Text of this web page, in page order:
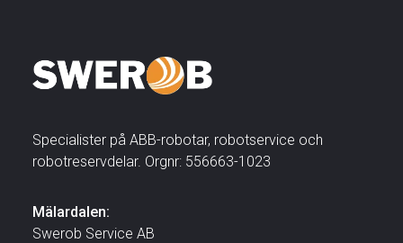
Specialister på ABB-robotar, robotservice och
robotreservdelar. Orgnr: 556663-1023
Mälardalen:
Swerob Service AB